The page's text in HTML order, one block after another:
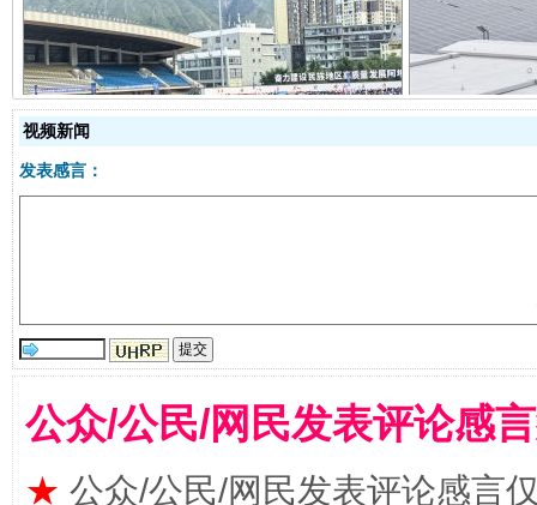
阿坝州三大球赛在茂县开幕 规模
视频新闻
发表感言：
公众/公民/网民发表评论感
★ 公众/公民/网民发表评论感言